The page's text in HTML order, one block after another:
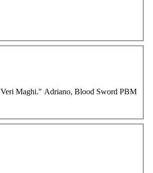
Veri Maghi." Adriano, Blood Sword PBM